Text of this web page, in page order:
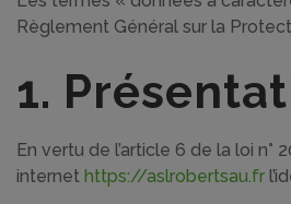
Règlement Général sur la
1.
En vertu de l’article 6 de la loi
internethttps://aslrobertsau.fr